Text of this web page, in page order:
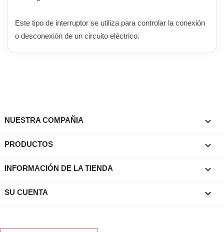
Este tipo de interruptor se utiliza para controlar la conexión
o desconexión de un circuito eléctrico.
NUESTRA COMPAÑIA 
PRODUCTOS 
INFORMACIÓN DE LA TIENDA keyboard_arrow_down
SU CUENTA 